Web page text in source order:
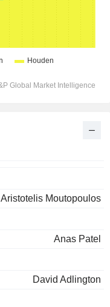
Aristotelis Moutopoulos
Anas Patel
David Adlington